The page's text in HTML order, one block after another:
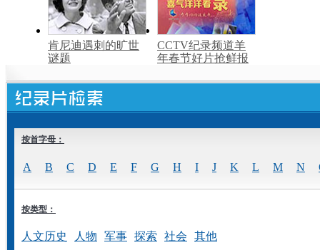
肯尼迪遇刺的旷世
谜题
CCTV纪录频道羊
年春节好片抢鲜报
按首字母：
A B C D E F G H I J K L M N
按类型：
人文历史 人物 军事 探索 社会 其他